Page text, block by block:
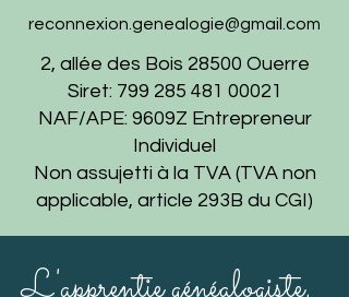
reconnexion.genealogie@gmail.com
2, allée des Bois 28500 Ouerre
Siret: 799 285 481 00021
NAF/APE: 9609Z Entrepreneur
Individuel
Non assujetti à la TVA (TVA non
applicable, article 293B du CGI)